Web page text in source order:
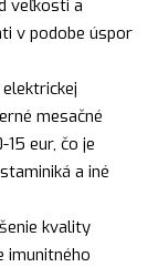
veľkosti a
v podobe úspor
mesačné
eur, čo je
a iné
kvality
imunitného